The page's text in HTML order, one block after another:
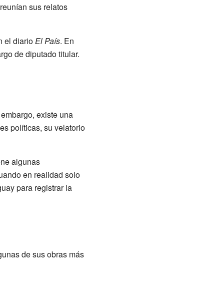
sus relatos
el diarioEl País. En
de diputado titular.
existe una
políticas, su velatorio
algunas
en realidad solo
para registrar la
de sus obras más